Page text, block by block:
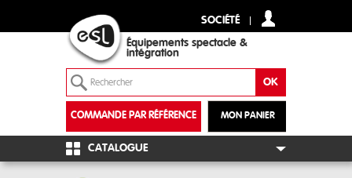
SOCIÉTÉ
Équipements spectacle &
intégration
MON PANIER
COMMANDE PAR RÉFÉRENCE
+
CATALOGUE